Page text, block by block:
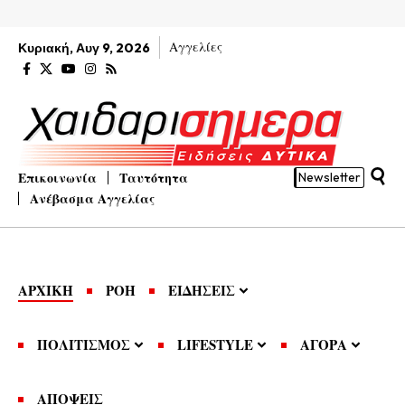
Κυριακή, Αυγ 9, 2026 Αγγελίες
Επικοινωνία
Ταυτότητα
Ανέβασμα Αγγελίας
Newsletter
ΑΡΧΙΚΗ ΡΟΗ ΕΙΔΗΣΕΙΣ
ΠΟΛΙΤΙΣΜΟΣ LIFESTYLE ΑΓΟΡΑ
ΑΠΟΨΕΙΣ